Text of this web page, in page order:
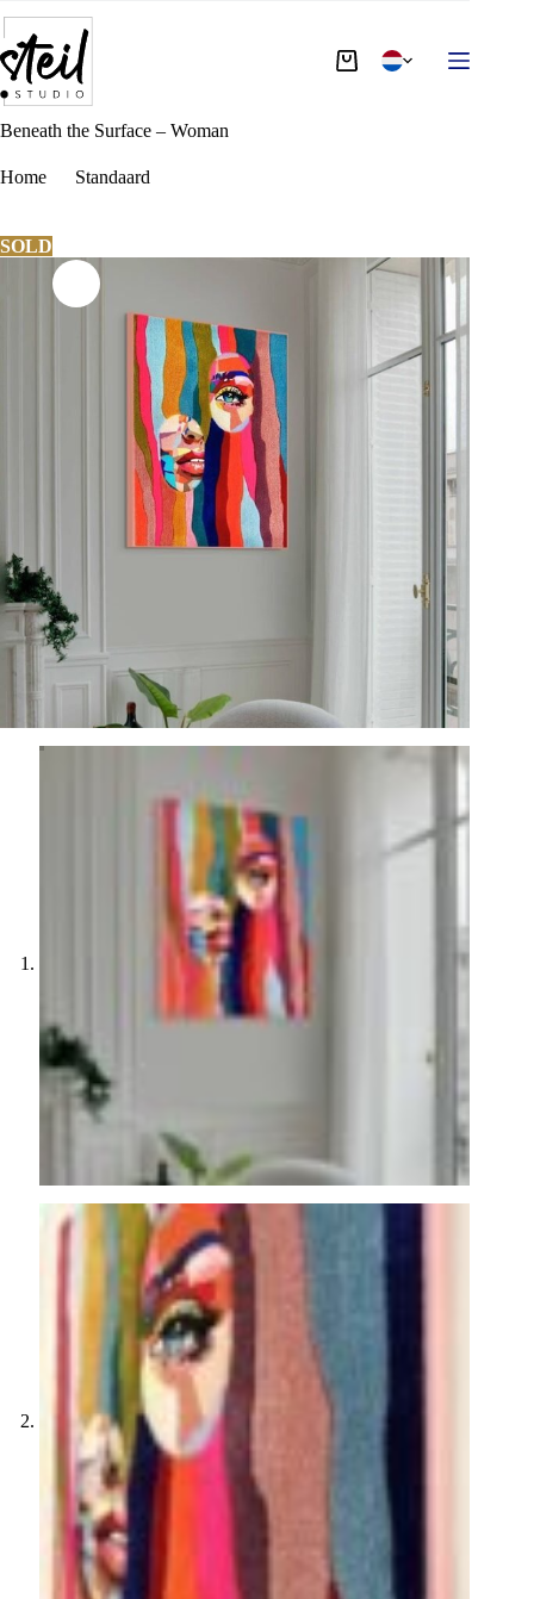
Beneath the Surface – Woman
Home Standaard
SOLD